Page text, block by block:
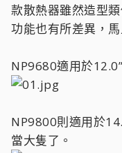
款散熱器雖然造型
功能也有所差異，馬
NP9680適用於
NP9800則適用於
當大隻了。